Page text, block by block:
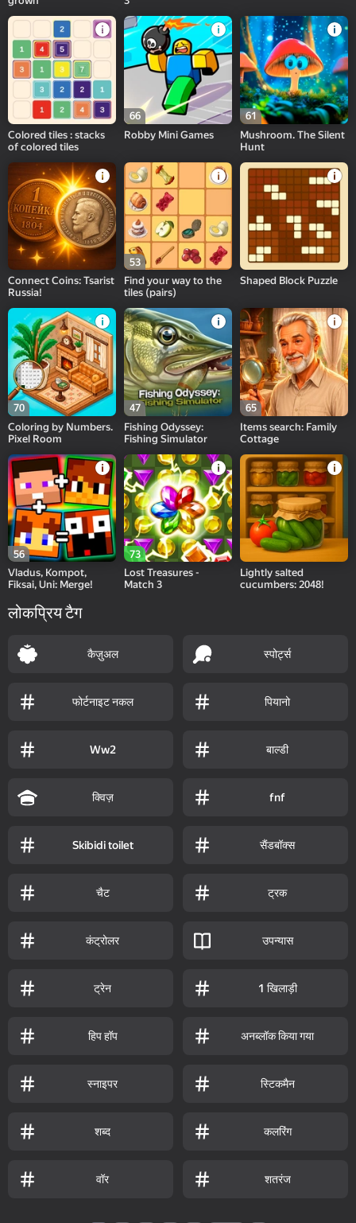
Colored tiles : stacks
of colored tiles
66
Robby Mini Games
61
Mushroom. The Silent
Hunt
Connect Coins: Tsarist
Russia!
53
Find your way to the
tiles (pairs)
Shaped Block Puzzle
70
Coloring by Numbers.
Pixel Room
47
Fishing Odyssey:
Fishing Simulator
65
Items search: Family
Cottage
56
Vladus, Kompot,
Fiksai, Uni: Merge!
73
Lost Treasures -
Match 3
Lightly salted
cucumbers: 2048!
लोकप्रिय टैग
कैज़ुअल स्पोर्ट्स
फोर्टनाइट नकल पियानो
Ww2 बाल्डी
क्विज़ fnf
Skibidi toilet सैंडबॉक्स
चैट ट्रक
कंट्रोलर उपन्यास
ट्रेन 1 खिलाड़ी
हिप हॉप अनब्लॉक किया गया
स्नाइपर स्टिकमैन
शब्द कलरिंग
वॉर शतरंज